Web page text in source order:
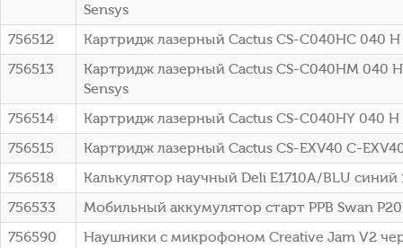
Sensys
756512
Картридж лазерный Cactus CS-C040HC 040 H
756513
Картридж лазерный Cactus CS-C040HM 040
Sensys
756514
Картридж лазерный Cactus CS-C040HY 040 H
756515
Картридж лазерный Cactus CS-EXV40 C-
756518
Калькулятор научный Deli E1710A/BLU синий
756533
Мобильный аккумулятор старт PPB Swan
756590
Наушники с микрофоном Creative Jam V2